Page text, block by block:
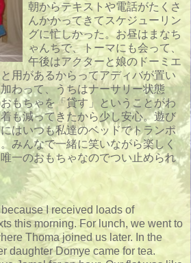
朝からテキストや電話がたくさ
んかかってきてスケジューリン
グに忙しかった。お昼はまなち
ゃんちで、トーマにも会って、
午後はアクターと娘のドーミエ
用があるからってアディバが置い
わって、うちはナーサリー状態
もちゃを「貸す」ということがわ
も減ってきたから少し安心。遊び
はいつも私達のベッドでトランポ
みんなで一緒に笑いながら楽しく
一のおもちゃなのでつい止められ
I received loads of
this morning. For lunch, we went to
Thoma joined us later. In the
daughter Domye came for tea.